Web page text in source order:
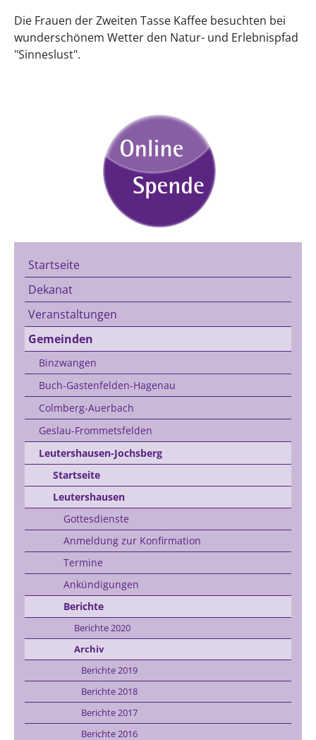
Die Frauen der Zweiten Tasse Kaffee besuchten bei
wunderschönem Wetter den Natur- und Erlebnispfad
"Sinneslust".
Startseite
Dekanat
Veranstaltungen
Gemeinden
Binzwangen
Buch-Gastenfelden-Hagenau
Colmberg-Auerbach
Geslau-Frommetsfelden
Leutershausen-Jochsberg
Startseite
Leutershausen
Gottesdienste
Anmeldung zur Konfirmation
Termine
Ankündigungen
Berichte
Berichte 2020
Archiv
Berichte 2019
Berichte 2018
Berichte 2017
Berichte 2016